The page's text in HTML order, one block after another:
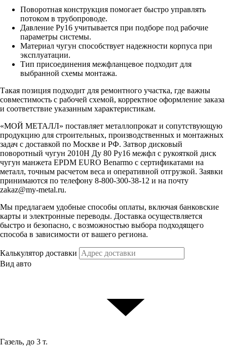
Поворотная конструкция помогает быстро управлять
потоком в трубопроводе.
Давление Ру16 учитывается при подборе под рабочие
параметры системы.
Материал чугун способствует надежности корпуса при
эксплуатации.
Тип присоединения межфланцевое подходит для
выбранной схемы монтажа.
Такая позиция подходит для ремонтного участка, где важны
совместимость с рабочей схемой, корректное оформление заказа
и соответствие указанным характеристикам.
«МОЙ МЕТАЛЛ» поставляет металлопрокат и сопутствующую
продукцию для строительных, производственных и монтажных
задач с доставкой по Москве и РФ. Затвор дисковый
поворотный чугун 2010H Ду 80 Ру16 межфл с рукояткой диск
чугун манжета EPDM EURO Benarmo с сертификатами на
металл, точным расчетом веса и оперативной отгрузкой. Заявки
принимаются по телефону 8-800-300-38-12 и на почту
zakaz@my-metal.ru.
Мы предлагаем удобные способы оплаты, включая банковские
карты и электронные переводы. Доставка осуществляется
быстро и безопасно, с возможностью выбора подходящего
способа в зависимости от вашего региона.
Калькулятор доставки
Вид авто
Газель, до 3 т.